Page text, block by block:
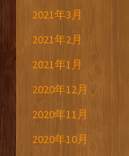
2021年3月
2021年2月
2021年1月
2020年12月
2020年11月
2020年10月